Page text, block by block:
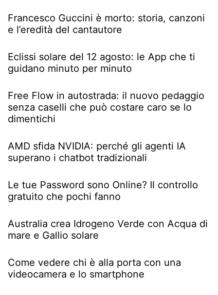
Francesco Guccini è morto: storia, canzoni
e l’eredità del cantautore
Eclissi solare del 12 agosto: le App che ti
guidano minuto per minuto
Free Flow in autostrada: il nuovo pedaggio
senza caselli che può costare caro se lo
dimentichi
AMD sfida NVIDIA: perché gli agenti IA
superano i chatbot tradizionali
Le tue Password sono Online? Il controllo
gratuito che pochi fanno
Australia crea Idrogeno Verde con Acqua di
mare e Gallio solare
Come vedere chi è alla porta con una
videocamera e lo smartphone